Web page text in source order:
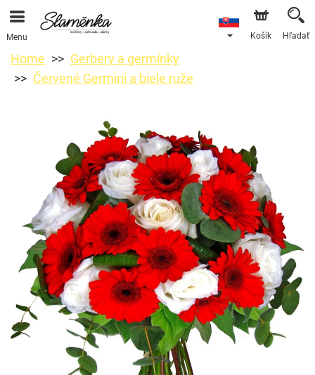
Menu Košík Hľadať
Home
Gerbery a germínky
Červené Germini a biele ruže